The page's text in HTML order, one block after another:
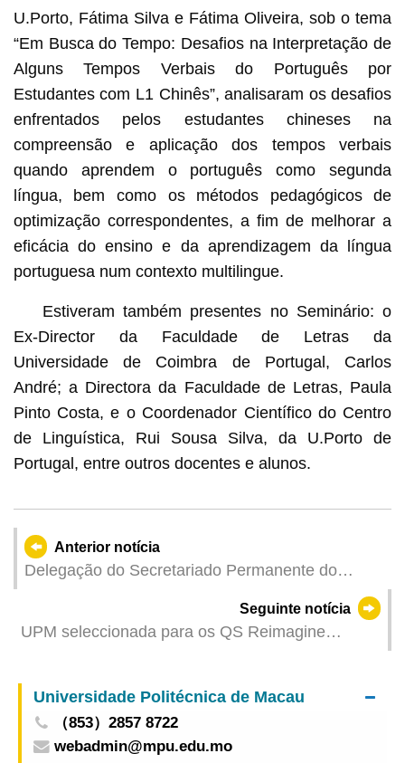
U.Porto, Fátima Silva e Fátima Oliveira, sob o tema
“Em Busca do Tempo: Desafios na Interpretação de
Alguns Tempos Verbais do Português por
Estudantes com L1 Chinês”, analisaram os desafios
enfrentados pelos estudantes chineses na
compreensão e aplicação dos tempos verbais
quando aprendem o português como segunda
língua, bem como os métodos pedagógicos de
optimização correspondentes, a fim de melhorar a
eficácia do ensino e da aprendizagem da língua
portuguesa num contexto multilingue.
Estiveram também presentes no Seminário: o
Ex-Director da Faculdade de Letras da
Universidade de Coimbra de Portugal, Carlos
André; a Directora da Faculdade de Letras, Paula
Pinto Costa, e o Coordenador Científico do Centro
de Linguística, Rui Sousa Silva, da U.Porto de
Portugal, entre outros docentes e alunos.
Anterior notícia
Delegação do Secretariado Permanente do
Internacional de Pesca da China (Fuzhou)
Seguinte notícia
UPM seleccionada para os QS Reimagine
Universidade Politécnica de Macau
（853）2857 8722
webadmin@mpu.edu.mo